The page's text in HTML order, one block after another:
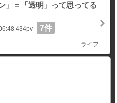
」＝「透明」って思ってる
434pv 7件
ライフ